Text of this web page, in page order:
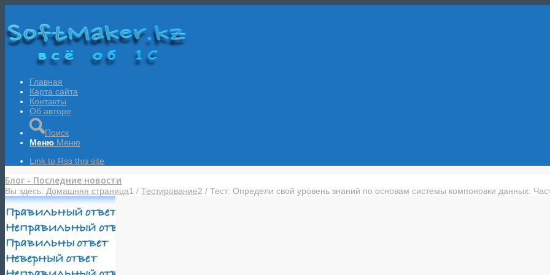
Главная
Карта сайта
Контакты
Об авторе
Поиск
Меню Меню
Link to Rss this site
Блог - Последние новости
Вы здесь: Домашняя страница1 / Тестирование2 / Тест: Определи свой уровень знаний по основам системы компоновки данных.